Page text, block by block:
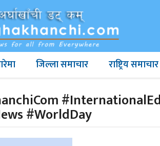
जिल्ला समाचार राष्ट्रिय समाचार
#WorldDay